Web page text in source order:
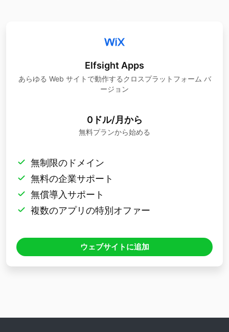
Elfsight Apps
あらゆる Web サイトで動作するクロスプラットフォーム バ
ージョン
0ドル/月から
無料プランから始める
無制限のドメイン
無料の企業サポート
無償導入サポート
複数のアプリの特別オファー
ウェブサイトに追加